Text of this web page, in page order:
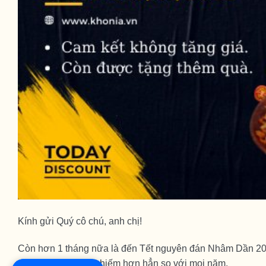
Kính gửi Quý cô chú, anh chị!
Còn hơn 1 tháng nữa là đến Tết nguyên đán Nhâm Dần
sản số lượng khan hiếm hơn hẳn so với mọi năm.